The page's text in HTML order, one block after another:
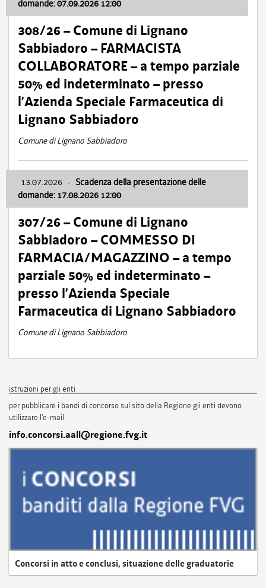
domande: 07.09.2026 12:00
308/26 – Comune di Lignano
Sabbiadoro – FARMACISTA
COLLABORATORE – a tempo parziale
50% ed indeterminato – presso
l’Azienda Speciale Farmaceutica di
Lignano Sabbiadoro
Comune di Lignano Sabbiadoro
13.07.2026 - Scadenza della presentazione delle
domande: 17.08.2026 12:00
307/26 – Comune di Lignano
Sabbiadoro – COMMESSO DI
FARMACIA/MAGAZZINO – a tempo
parziale 50% ed indeterminato –
presso l’Azienda Speciale
Farmaceutica di Lignano Sabbiadoro
Comune di Lignano Sabbiadoro
istruzioni per gli enti
per pubblicare i bandi di concorso sul sito della Regione gli enti devono
utilizzare l'e-mail
info.concorsi.aall@regione.fvg.it
Concorsi in atto e conclusi, situazione delle graduatorie